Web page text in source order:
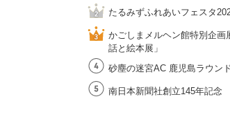
自然の中
たるみずふれあいフェスタ
かごしまメルヘン館特別企画
話と絵本展」
砂塵の迷宮AC 鹿児島ラウン
南日本新聞社創立145年記念